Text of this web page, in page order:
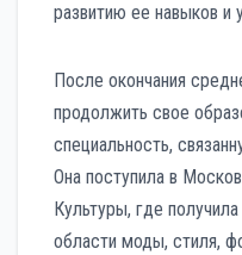
развитию ее навыков и
После окончания
продолжить свое
специальность,
Она поступила в
Культуры, где
области моды, стиля,